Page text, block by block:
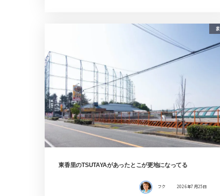
東香里のTSUTAYAがあったとこが更地になってる
フク 2026年7月25日